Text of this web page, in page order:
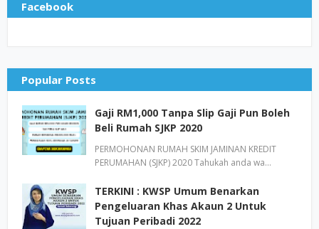
Facebook
Popular Posts
Gaji RM1,000 Tanpa Slip Gaji Pun Boleh
Beli Rumah SJKP 2020
PERMOHONAN RUMAH SKIM JAMINAN KREDIT
PERUMAHAN (SJKP) 2020 Tahukah anda wa…
TERKINI : KWSP Umum Benarkan
Pengeluaran Khas Akaun 2 Untuk
Tujuan Peribadi 2022